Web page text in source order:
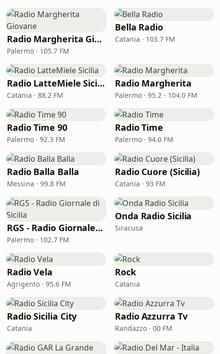
Radio Margherita Giovane
Palermo · 105.7 FM
Bella Radio
Catania · 103.7 FM
Radio LatteMiele Sicilia
Catania · 88.2 FM
Radio Margherita
Palermo · 95.2 - 104.0 FM
Radio Time 90
Palermo · 92.3 FM
Radio Time
Palermo · 94.0 FM
Radio Balla Balla
Messina · 99.8 FM
Radio Cuore (Sicilia)
Catania · 93 FM
RGS - Radio Giornale di Sicilia
Palermo · 102.7 FM
Onda Radio Sicilia
Siracusa
Radio Vela
Agrigento · 95.6 FM
Rock
Catania
Radio Sicilia City
Catania
Radio Azzurra Tv
Randazzo · 00 FM